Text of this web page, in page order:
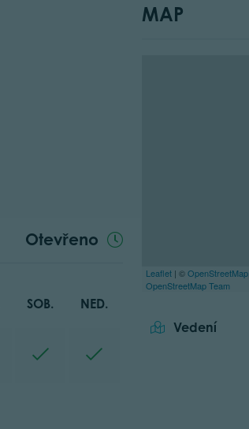
Otevřeno
SOB. NED.
MAP
Leaflet | ©OpenStreetMap
OpenStreetMap Team
Vedení